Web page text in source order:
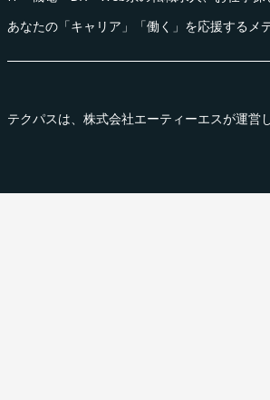
あなたの「キャリア」「働く」を応援する
テクパスは、株式会社エーティーエスが運営